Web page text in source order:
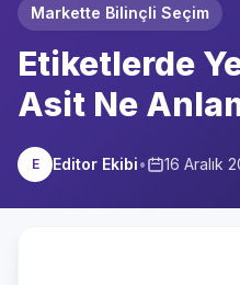
Markette Bilinçli Seçim
Etiketlerde
Asit Ne
E Editor Ekibi• 16 Aralık